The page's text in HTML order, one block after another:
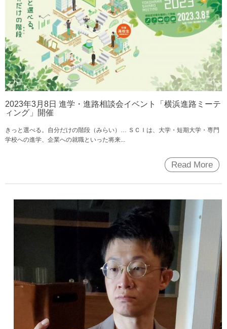
2023年3月8日 進学・進路相談会イベント「横浜進路ミーテ
ィング」開催
きっと選べる。自分だけの階段（みらい）… ＳＣＩは、大学・短期大学・専門
学校への進学、企業への就職といった将来...
Read More